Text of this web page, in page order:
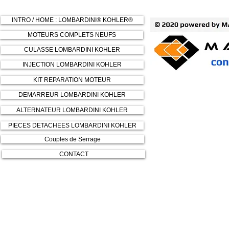
INTRO / HOME : LOMBARDINI® KOHLER®
MOTEURS COMPLETS NEUFS
CULASSE LOMBARDINI KOHLER
INJECTION LOMBARDINI KOHLER
KIT REPARATION MOTEUR
DEMARREUR LOMBARDINI KOHLER
ALTERNATEUR LOMBARDINI KOHLER
PIECES DETACHEES LOMBARDINI KOHLER
Couples de Serrage
CONTACT